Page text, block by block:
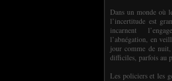
Dans un monde où
l’incertitude est
incarnent
l’abnégation, en
jour comme de nuit,
difficiles, parfois au
Les policiers et les